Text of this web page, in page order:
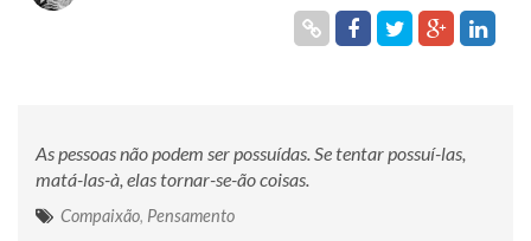
As pessoas não podem ser possuídas. Se tentar possuí-las,
matá-las-à, elas tornar-se-ão coisas.
Compaixão, Pensamento